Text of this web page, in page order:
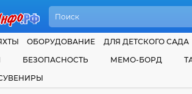
ОБОРУДОВАНИЕ ДЛЯ ДЕТСКОГО САДА
БЕЗОПАСНОСТЬ МЕМО-БОРД